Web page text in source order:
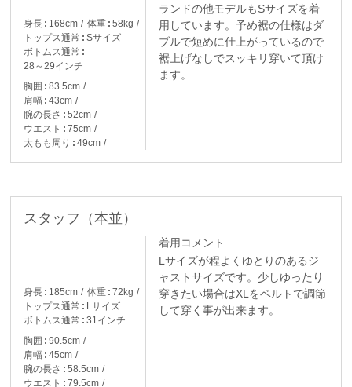
身長 168cm 体重
58kg
トップス通常
Sサイズ
ボトムス通常
28～29インチ
胸囲
83.5cm
肩幅
43cm
腕の長さ
52cm
ウエスト
75cm
太もも周り
49cm
ランドの他モデルもSサイズを着
用しています。予め裾の仕様はダ
ブルで短めに仕上がっているので
裾上げなしでスッキリ穿いて頂け
ます。
スタッフ（本並）
身長 185cm 体重
72kg
トップス通常
Lサイズ
ボトムス通常
31インチ
胸囲
90.5cm
肩幅
45cm
腕の長さ
58.5cm
ウエスト
79.5cm
着用コメント
Lサイズが程よくゆとりのあるジ
ャストサイズです。少しゆったり
穿きたい場合はXLをベルトで調節
して穿く事が出来ます。